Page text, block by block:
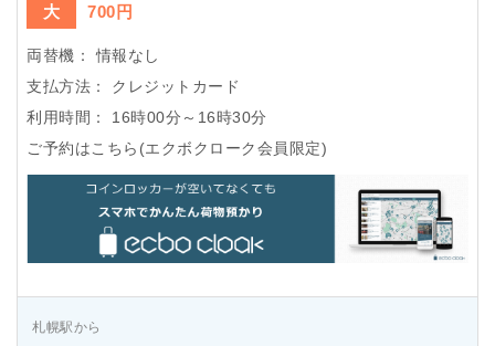
大 700円
両替機：
情報なし
支払方法：
クレジットカード
利用時間：
16時00分～16時30分
ご予約はこちら(エクボクローク会員限定)
札幌駅から